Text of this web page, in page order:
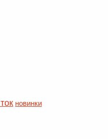
новинки